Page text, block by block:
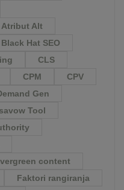
Atribut Alt
Black Hat SEO
CLS
CPM
CPV
Gen
Tool
content
Faktori rangiranja